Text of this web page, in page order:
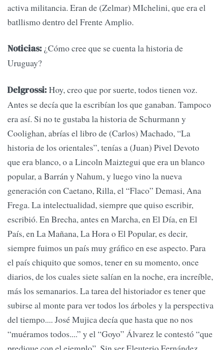
activa militancia. Eran de (Zelmar) MIchelini, que era el
batllismo dentro del Frente Amplio.
Noticias: ¿Cómo cree que se cuenta la historia de
Uruguay?
Delgrossi:Hoy, creo que por suerte, todos tienen voz.
Antes se decía que la escribían los que ganaban. Tampoco
era así. Si no te gustaba la historia de Schurmann y
Coolighan, abrías el libro de (Carlos) Machado, “La
historia de los orientales”, tenías a (Juan) Pivel Devoto
que era blanco, o a Lincoln Maiztegui que era un blanco
popular, a Barrán y Nahum, y luego vino la nueva
generación con Caetano, Rilla, el “Flaco” Demasi, Ana
Frega. La intelectualidad, siempre que quiso escribir,
escribió. En Brecha, antes en Marcha, en El Día, en El
País, en La Mañana, La Hora o El Popular, es decir,
siempre fuimos un país muy gráfico en ese aspecto. Para
el país chiquito que somos, tener en su momento, once
diarios, de los cuales siete salían en la noche, era increíble,
más los semanarios. La tarea del historiador es tener que
subirse al monte para ver todos los árboles y la perspectiva
del tiempo.... José Mujica decía que hasta que no nos
“muéramos todos....” y el “Goyo” Álvarez le contestó “que